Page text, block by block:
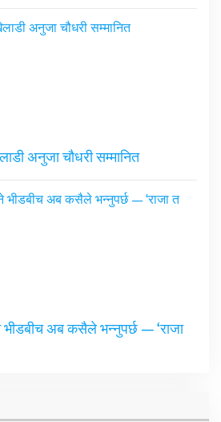
अनुजा चौधरी सम्मानित
भीडबीच अब कसैले भन्नुपर्छ — ‘राजा